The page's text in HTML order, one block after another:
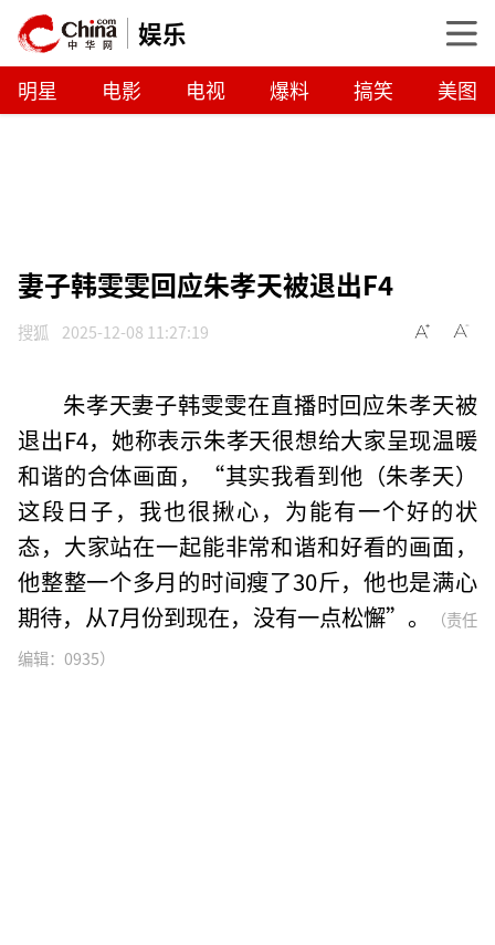
娱乐
明星 电影 电视 爆料 搞笑 美图
妻子韩雯雯回应朱孝天被退出F4
搜狐 2025-12-08 11:27:19
朱孝天妻子韩雯雯在直播时回应朱孝天被
退出F4，她称表示朱孝天很想给大家呈现温暖
和谐的合体画面，“其实我看到他（朱孝天）
这段日子，我也很揪心，为能有一个好的状
态，大家站在一起能非常和谐和好看的画面，
他整整一个多月的时间瘦了30斤，他也是满心
期待，从7月份到现在，没有一点松懈”。
（责任
编辑：0935）